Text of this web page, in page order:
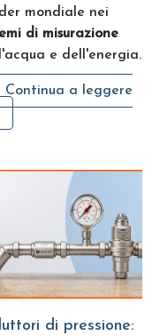
mondiale nei
di misurazione
e dell'energia.
Continua a leggere